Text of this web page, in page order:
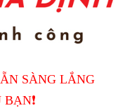
SÀNG LẮNG